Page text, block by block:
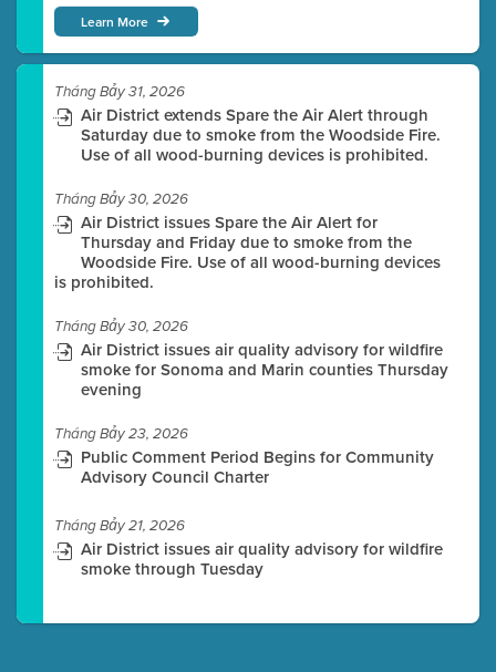
Learn More
Tháng Bảy 31, 2026
Air District extends Spare the Air Alert through
Saturday due to smoke from the Woodside Fire.
Use of all wood-burning devices is prohibited.
Tháng Bảy 30, 2026
Air District issues Spare the Air Alert for
Thursday and Friday due to smoke from the
Woodside Fire. Use of all wood-burning devices
is prohibited.
Tháng Bảy 30, 2026
Air District issues air quality advisory for wildfire
smoke for Sonoma and Marin counties Thursday
evening
Tháng Bảy 23, 2026
Public Comment Period Begins for Community
Advisory Council Charter
Tháng Bảy 21, 2026
Air District issues air quality advisory for wildfire
smoke through Tuesday